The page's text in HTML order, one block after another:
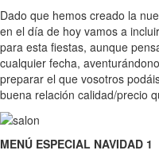
Dado que hemos creado la
en el día de hoy vamos a
para esta fiestas, aunque
cualquier fecha,
preparar el que vosotros
buena relación calidad/precio
MENÚ ESPECIAL NAVIDAD 1